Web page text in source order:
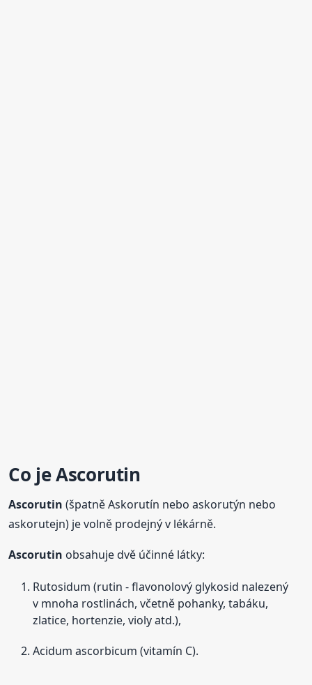
Co jeAscorutin
Ascorutin (špatně Askorutín nebo askorutýn nebo
askorutejn) je volně prodejný v lékárně.
Ascorutin obsahuje dvě účinné látky:
Rutosidum (rutin - flavonolový glykosid nalezený
v mnoha rostlinách, včetně pohanky, tabáku,
zlatice, hortenzie, violy atd.),
Acidum ascorbicum (vitamín C).